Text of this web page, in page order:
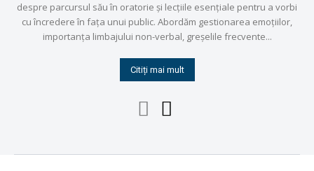
despre parcursul său în oratorie și lecțiile esențiale pentru a vorbi
cu încredere în fața unui public. Abordăm gestionarea emoțiilor,
importanța limbajului non-verbal, greșelile frecvente...
Citiți mai mult